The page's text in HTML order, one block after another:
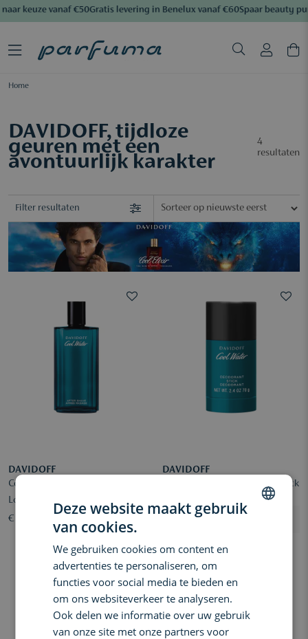
keuze vanaf €50Gratis levering in Benelux vanaf €60Spaar beauty
Home
DAVIDOFF, tijdloze
geuren met een
avontuurlijk karakter
4
resultaten
Filter resultaten
DAVIDOFF
Cool Water Man Aftershave
Lotion
€ 55,90
DAVIDOFF
Cool Water Man Deodorant Stick
Deze website maakt gebruik
van cookies.
We gebruiken cookies om content en
advertenties te personaliseren, om
functies voor social media te bieden en
om ons websiteverkeer te analyseren.
Ook delen we informatie over uw gebruik
van onze site met onze partners voor